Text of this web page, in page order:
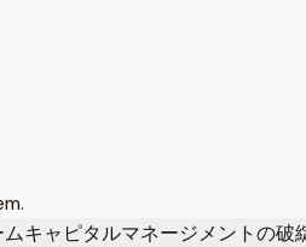
ムキャピタルマネージメントの